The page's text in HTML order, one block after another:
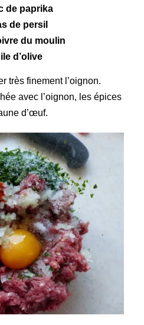
de paprika
de persil
du moulin
d’olive
très finement l’oignon.
avec l’oignon, les épices
d’œuf.